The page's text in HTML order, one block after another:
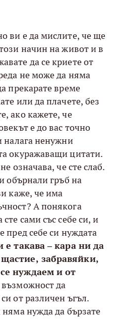
ви е да мислите, че ще
начин на живот и в
да се криете от
не може да няма
прекарате време
или да плачете, без
ако кажете, че
е до вас точно
налага ненужни
окуражаващи цитати.
означава, че сте слаб.
обърнали гръб на
каже, че има
А понякога
сами със себе си, и
пред себе си нуждата
е такава – кара ни да
забравяйки,
нуждаем и от
да
от различен ъгъл.
нужда да бързате